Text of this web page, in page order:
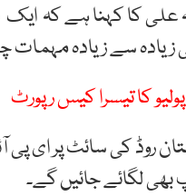
علی کا کہنا ہے کہ
سے زیادہ مہمات
کا تیسرا کیس رپورٹ
روڈ کی سائٹ پر ای
لگائے جائیں گے۔